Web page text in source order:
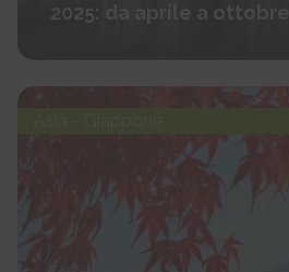
2025: da aprile a ottobre
Asia - Giappone